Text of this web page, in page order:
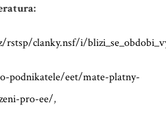
clanky.nsf/i/
podnikatele/eet/mate-platny-
pro-ee/,